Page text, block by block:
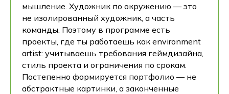
мышление. Художник по окружению — это
не изолированный художник, а часть
команды. Поэтому в программе есть
проекты, где ты работаешь как environment
artist: учитываешь требования геймдизайна,
стиль проекта и ограничения по срокам.
Постепенно формируется портфолио — не
абстрактные картинки, а законченные